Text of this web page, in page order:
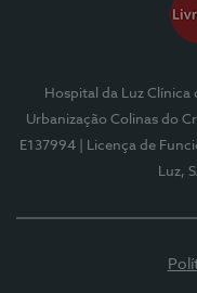
Hospital da Luz Clínica
Urbanização Colinas do
E137994
| Licença de
Luz,